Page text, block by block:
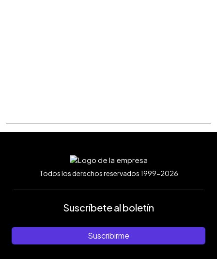
Todos los derechos reservados 1999-2026
Suscríbete al boletín
Suscribirme